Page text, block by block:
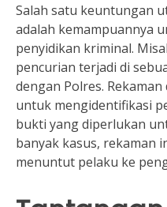
Salah satu keuntungan
adalah kemampuannya
penyidikan kriminal.
pencurian terjadi di
dengan Polres.
untuk mengidentifikasi
bukti yang diperlukan
banyak kasus, rekaman
menuntut pelaku ke